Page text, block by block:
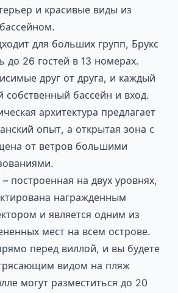
и красивые виды из
для больших групп, Брукс
до 26 гостей в 13 номерах.
друг от друга, и каждый
собственный бассейн и вход.
архитектура предлагает
опыт, а открытая зона с
от ветров большими
построенная на двух уровнях,
награжденным
и является одним из
мест на всем острове.
перед виллой, и вы будете
видом на пляж
могут разместиться до 20